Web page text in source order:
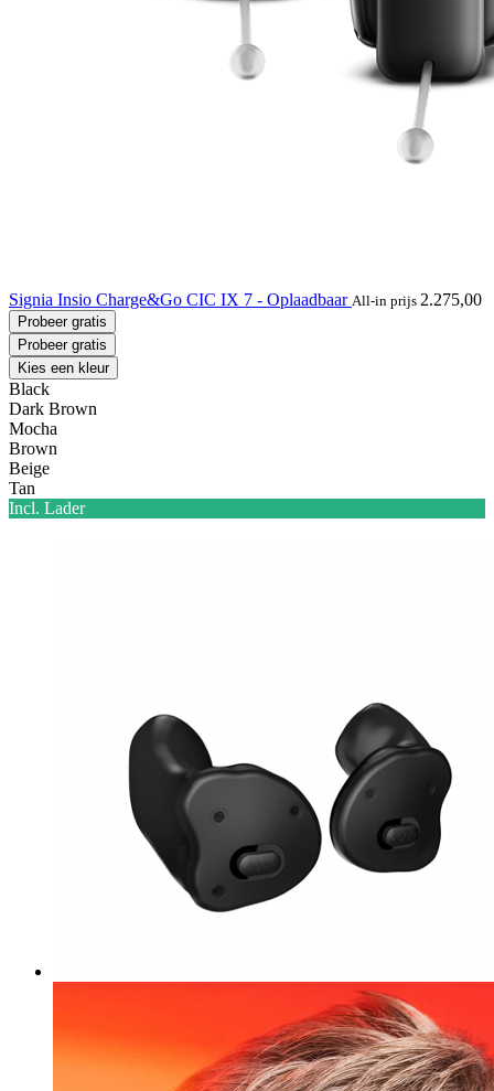
Signia Insio Charge&Go CIC IX 7 - Oplaadbaar All-in prijs 2.275,00
Probeer gratis
Probeer gratis
Kies een kleur
Black
Dark Brown
Mocha
Brown
Beige
Tan
Incl. Lader